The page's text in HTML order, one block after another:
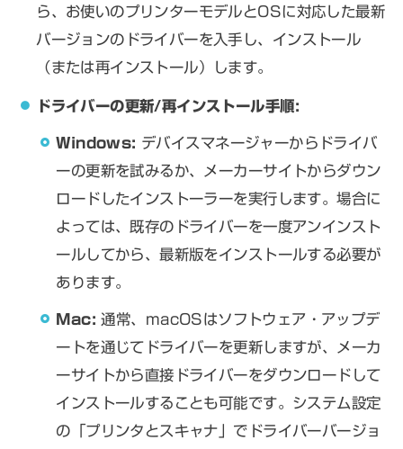
ら、お使いのプリンターモデルとOSに対応した最新
バージョンのドライバーを入手し、インストール
（または再インストール）します。
ドライバーの更新/再インストール手順:
Windows: デバイスマネージャーからドライバ
ーの更新を試みるか、メーカーサイトからダウン
ロードしたインストーラーを実行します。場合に
よっては、既存のドライバーを一度アンインスト
ールしてから、最新版をインストールする必要が
あります。
Mac: 通常、macOSはソフトウェア・アップデ
ートを通じてドライバーを更新しますが、メーカ
ーサイトから直接ドライバーをダウンロードして
インストールすることも可能です。システム設定
の「プリンタとスキャナ」でドライバーバージョ